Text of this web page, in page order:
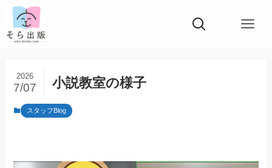
小説教室の様子
2026
7/07
スタッフBlog